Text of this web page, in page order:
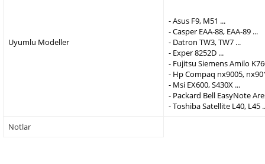
Uyumlu Modeller
- Asus F9, M51 ...
- Casper EAA-88, EAA-89 ...
- Datron TW3, TW7 ...
- Exper 8252D ...
- Fujitsu Siemens Amilo
- Hp Compaq nx9005,
- Msi EX600, S430X ...
- Packard Bell EasyNote
- Toshiba Satellite L40, L45
Notlar